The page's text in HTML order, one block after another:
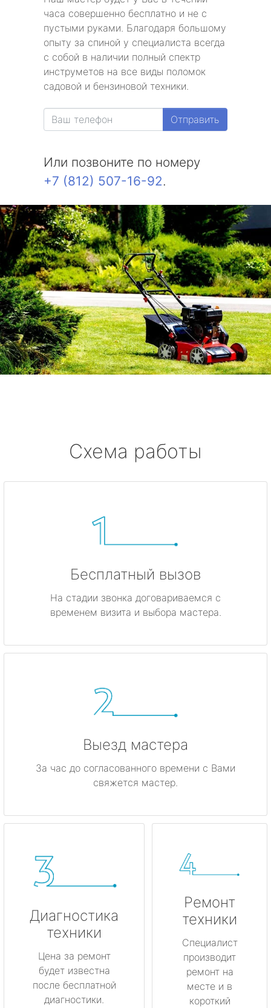
часа совершенно бесплатно и не с
пустыми руками. Благодаря большому
опыту за спиной у специалиста всегда
с собой в наличии полный спектр
инструметов на все виды поломок
садовой и бензиновой техники.
Отправить
Или позвоните по номеру
+7 (812) 507-16-92.
Схема работы
Бесплатный вызов
На стадии звонка договариваемся с
временем визита и выбора мастера.
Выезд мастера
За час до согласованного времени с Вами
свяжется мастер.
Диагностика
техники
Цена за ремонт
будет известна
после бесплатной
диагностики.
Ремонт
техники
Специалист
производит
ремонт на
месте и в
короткий